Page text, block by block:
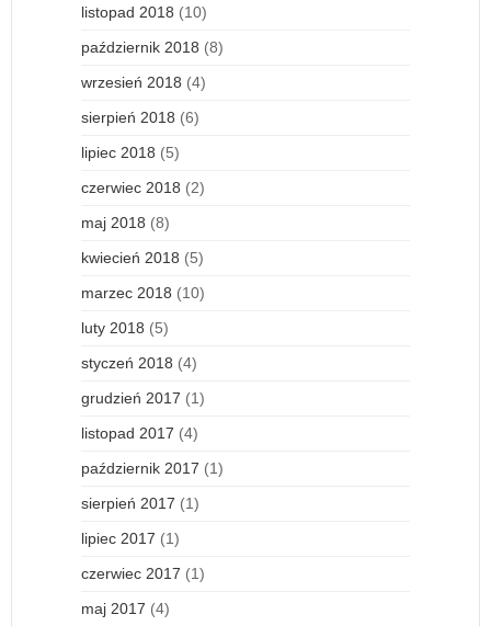
listopad 2018 (10)
październik 2018 (8)
wrzesień 2018 (4)
sierpień 2018 (6)
lipiec 2018 (5)
czerwiec 2018 (2)
maj 2018 (8)
kwiecień 2018 (5)
marzec 2018 (10)
luty 2018 (5)
styczeń 2018 (4)
grudzień 2017 (1)
listopad 2017 (4)
październik 2017 (1)
sierpień 2017 (1)
lipiec 2017 (1)
czerwiec 2017 (1)
maj 2017 (4)